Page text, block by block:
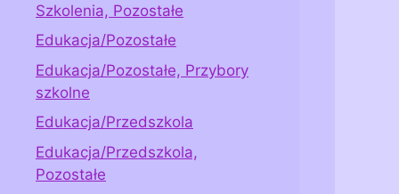
Szkolenia, Pozostałe
Edukacja/Pozostałe
Edukacja/Pozostałe, Przybory
szkolne
Edukacja/Przedszkola
Edukacja/Przedszkola,
Pozostałe